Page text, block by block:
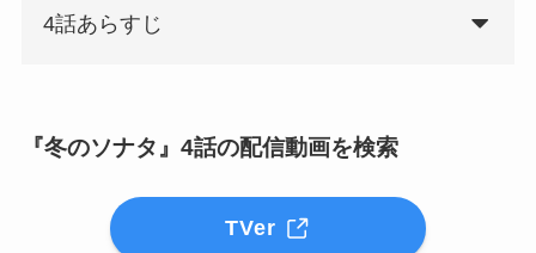
4話あらすじ
『冬のソナタ』4話の配信動画を検索
TVer